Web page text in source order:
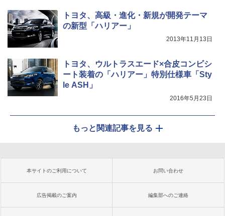
トヨタ、高級・進化・新規が開発テーマ
の新型「ハリアー」
2013年11月13日
トヨタ、ウルトラスエード×合皮コンビシ
ート装着の「ハリアー」特別仕様車「Sty
le ASH」
2016年5月23日
もっと関連記事を見る
本サイトのご利用について お問い合わせ
広告掲載のご案内 編集部へのご連絡